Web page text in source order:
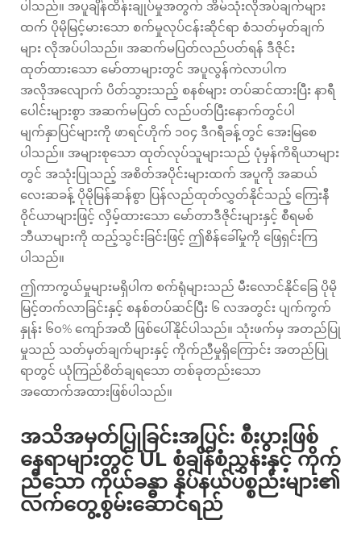
ပါသည်။ အပူချိန်ထိန်းချုပ်မှုအတွက် အိမ်သုံးလိုအပ်ချက်များ
ထက် ပိုမိုမြင့်မားသော စက်မှုလုပ်ငန်းဆိုင်ရာ စံသတ်မှတ်ချက်
များ လိုအပ်ပါသည်။ အဆက်မပြတ်လည်ပတ်ရန် ဒီဇိုင်း
ထုတ်ထားသော မော်တာများတွင် အပူလွန်ကဲလာပါက
အလိုအလျောက် ပိတ်သွားသည့် စနစ်များ တပ်ဆင်ထားပြီး နာရီ
ပေါင်းများစွာ အဆက်မပြတ် လည်ပတ်ပြီးနောက်တွင်ပါ
မျက်နှာပြင်များကို ဖာရင်ဟိုက် ၁၀၄ ဒီဂရီခန့်တွင် အေးမြစေ
ပါသည်။ အများစုသော ထုတ်လုပ်သူများသည် ပုံမှန်ကိရိယာများ
တွင် အသုံးပြုသည့် အစိတ်အပိုင်းများထက် အပူကို အဆယ်
လေးဆခန့် ပိုမိုမြန်ဆန်စွာ ပြန်လည်ထုတ်လွှတ်နိုင်သည့် ကြေးနီ
ဝိုင်ယာများဖြင့် လှိမ့်ထားသော မော်တာဒီဇိုင်းများနှင့် စီရမစ်
ဘီယာများကို ထည့်သွင်းခြင်းဖြင့် ဤစိန်ခေါ်မှုကို ဖြေရှင်းကြ
ပါသည်။
ဤကာကွယ်မှုများမရှိပါက စက်ရုံများသည် မီးလောင်နိုင်ခြေ ပိုမို
မြင့်တက်လာခြင်းနှင့် စနစ်တပ်ဆင်ပြီး ၆ လအတွင်း ပျက်ကွက်
နှုန်း ၆၀% ကျော်အထိ ဖြစ်ပေါ်နိုင်ပါသည်။ သုံးဖက်မှ အတည်ပြု
မှုသည် သတ်မှတ်ချက်များနှင့် ကိုက်ညီမှုရှိကြောင်း အတည်ပြု
ရာတွင် ယုံကြည်စိတ်ချရသော တစ်ခုတည်းသော
အထောက်အထားဖြစ်ပါသည်။
အသိအမှတ်ပြုခြင်းအပြင်: စီးပွားဖြစ်
နေရာများတွင် UL စံချိန်စံညွှန်းနှင့် ကိုက်
ညီသော ကိုယ်ခန္ဓာ နှိပ်နယ်ပစ္စည်းများ၏
လက်တွေ့စွမ်းဆောင်ရည်